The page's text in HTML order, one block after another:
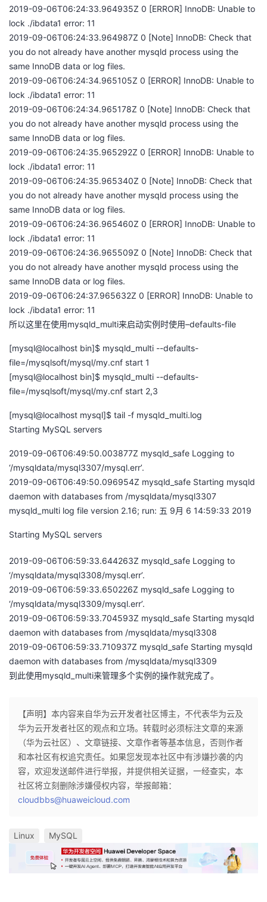
2019-09-06T06:24:33.964935Z 0 [ERROR] InnoDB: Unable to
lock ./ibdata1 error: 11
2019-09-06T06:24:33.964987Z 0 [Note] InnoDB: Check that
you do not already have another mysqld process using the
same InnoDB data or log files.
2019-09-06T06:24:34.965105Z 0 [ERROR] InnoDB: Unable to
lock ./ibdata1 error: 11
2019-09-06T06:24:34.965178Z 0 [Note] InnoDB: Check that
you do not already have another mysqld process using the
same InnoDB data or log files.
2019-09-06T06:24:35.965292Z 0 [ERROR] InnoDB: Unable to
lock ./ibdata1 error: 11
2019-09-06T06:24:35.965340Z 0 [Note] InnoDB: Check that
you do not already have another mysqld process using the
same InnoDB data or log files.
2019-09-06T06:24:36.965460Z 0 [ERROR] InnoDB: Unable to
lock ./ibdata1 error: 11
2019-09-06T06:24:36.965509Z 0 [Note] InnoDB: Check that
you do not already have another mysqld process using the
same InnoDB data or log files.
2019-09-06T06:24:37.965632Z 0 [ERROR] InnoDB: Unable to
lock ./ibdata1 error: 11
所以这里在使用mysqld_multi来启动实例时使用–defaults-file
[mysql@localhost bin]$ mysqld_multi --defaults-
file=/mysqlsoft/mysql/my.cnf start 1
[mysql@localhost bin]$ mysqld_multi --defaults-
file=/mysqlsoft/mysql/my.cnf start 2,3
[mysql@localhost mysql]$ tail -f mysqld_multi.log
Starting MySQL servers
2019-09-06T06:49:50.003877Z mysqld_safe Logging to
‘/mysqldata/mysql3307/mysql.err’.
2019-09-06T06:49:50.096954Z mysqld_safe Starting mysqld
daemon with databases from /mysqldata/mysql3307
mysqld_multi log file version 2.16; run: 五 9月 6 14:59:33 2019
Starting MySQL servers
2019-09-06T06:59:33.644263Z mysqld_safe Logging to
‘/mysqldata/mysql3308/mysql.err’.
2019-09-06T06:59:33.650226Z mysqld_safe Logging to
‘/mysqldata/mysql3309/mysql.err’.
2019-09-06T06:59:33.704593Z mysqld_safe Starting mysqld
daemon with databases from /mysqldata/mysql3308
2019-09-06T06:59:33.710937Z mysqld_safe Starting mysqld
daemon with databases from /mysqldata/mysql3309
到此使用mysqld_multi来管理多个实例的操作就完成了。
【声明】本内容来自华为云开发者社区博主，不代表华为云及
华为云开发者社区的观点和立场。转载时必须标注文章的来源
（华为云社区）、文章链接、文章作者等基本信息，否则作者
和本社区有权追究责任。如果您发现本社区中有涉嫌抄袭的内
容，欢迎发送邮件进行举报，并提供相关证据，一经查实，本
社区将立刻删除涉嫌侵权内容，举报邮箱：
cloudbbs@huaweicloud.com
Linux MySQL